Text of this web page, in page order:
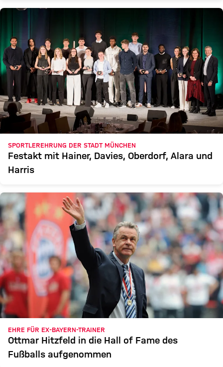
SPORTLEREHRUNG DER STADT MÜNCHEN
Festakt mit Hainer, Davies, Oberdorf, Alara und
Harris
EHRE FÜR EX-BAYERN-TRAINER
Ottmar Hitzfeld in die Hall of Fame des
Fußballs aufgenommen